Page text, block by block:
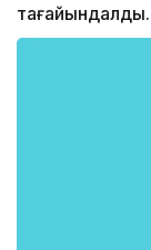
тағайындалды.